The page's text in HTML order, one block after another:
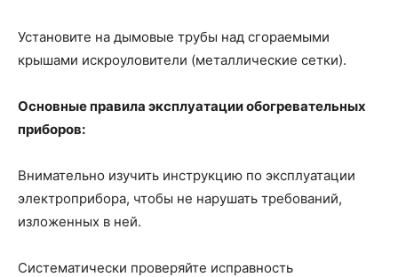
Установите на дымовые трубы над сгораемыми
крышами искроуловители (металлические сетки).
Основные правила эксплуатации обогревательных
приборов:
Внимательно изучить инструкцию по эксплуатации
электроприбора, чтобы не нарушать требований,
изложенных в ней.
Систематически проверяйте исправность